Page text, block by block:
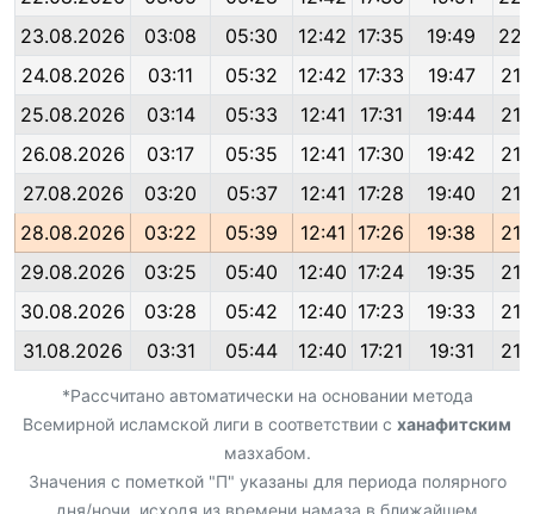
23.08.2026
03:08 05:30 12:42 17:35 19:49
24.08.2026
03:11 05:32 12:42 17:33 19:47
25.08.2026
03:14 05:33 12:41 17:31 19:44
26.08.2026
03:17 05:35 12:41 17:30 19:42
27.08.2026
03:20 05:37 12:41 17:28 19:40
28.08.2026
03:22 05:39 12:41 17:26 19:38
29.08.2026
03:25 05:40 12:40 17:24 19:35
30.08.2026
03:28 05:42 12:40 17:23 19:33
31.08.2026
03:31 05:44 12:40 17:21 19:31
*Рассчитано автоматически на основании метода
Всемирной исламской лиги в соответствии с ханафитским
мазхабом.
Значения с пометкой "П" указаны для периода полярного
дня/ночи, исходя из времени намаза в ближайшем